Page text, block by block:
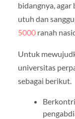
bidangnya, agar
utuh dan
5000ranah
Untuk
universitas
sebagai berikut.